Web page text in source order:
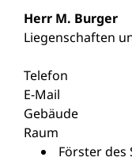
Herr M. Burger
Liegenschaften
Telefon
E-Mail
Gebäude
Raum
Förster des